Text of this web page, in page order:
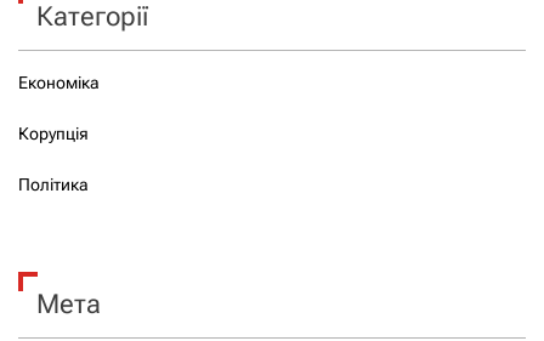
Категорії
Економіка
Корупція
Політика
Мета